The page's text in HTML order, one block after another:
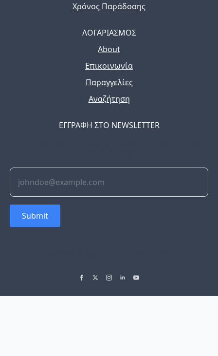
Χρόνος Παράδοσης
ΛΟΓΑΡΙΑΣΜΟΣ
About
Επικοινωνία
Παραγγελίες
Αναζήτηση
ΕΓΓΡΑΦΗ ΣΤΟ NEWSLETTER
Submit